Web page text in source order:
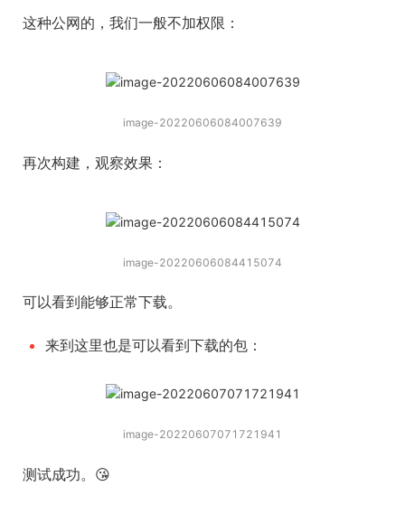
这种公网的，我们一般不加权限：
image-20220606084007639
再次构建，观察效果：
image-20220606084415074
可以看到能够正常下载。
来到这里也是可以看到下载的包：
image-20220607071721941
测试成功。😘